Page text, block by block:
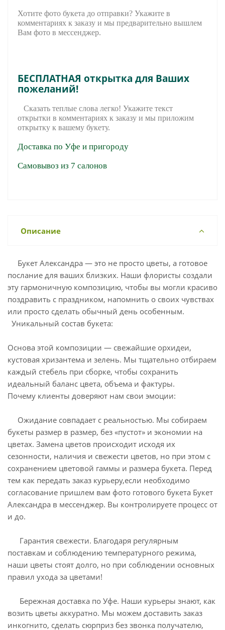
Хотите фото букета до отправки? Укажите в
комментариях к заказу и мы предварительно вышлем
Вам фото в мессенджер.
БЕСПЛАТНАЯ открытка для Ваших
пожеланий!
Сказать теплые слова легко! Укажите текст
открытки в комментариях к заказу и мы приложим
открытку к вашему букету.
Доставка по Уфе и пригороду
Самовывоз из 7 салонов
Описание
Букет Александра — это не просто цветы, а готовое
послание для ваших близких. Наши флористы создали
эту гармоничную композицию, чтобы вы могли красиво
поздравить с праздником, напомнить о своих чувствах
или просто сделать обычный день особенным.
Уникальный состав букета:
Основа этой композиции — свежайшие орхидеи,
кустовая хризантема и зелень. Мы тщательно отбираем
каждый стебель при сборке, чтобы сохранить
идеальный баланс цвета, объема и фактуры.
Почему клиенты доверяют нам свои эмоции:
Ожидание совпадает с реальностью. Мы собираем
букеты размер в размер, без «пустот» и экономии на
цветах. Замена цветов происходит исходя их
сезонности, наличия и свежести цветов, но при этом с
сохранением цветовой гаммы и размера букета. Перед
тем как передать заказ курьеру,если необходимо
согласование пришлем вам фото готового букета Букет
Александра в мессенджер. Вы контролируете процесс от
и до.
Гарантия свежести. Благодаря регулярным
поставкам и соблюдению температурного режима,
наши цветы стоят долго, но при соблюдении основных
правил ухода за цветами!
Бережная доставка по Уфе. Наши курьеры знают, как
возить цветы аккуратно. Мы можем доставить заказ
инкогнито, сделать сюрприз без звонка получателю,